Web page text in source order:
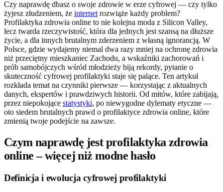
Czy naprawdę dbasz o swoje zdrowie w erze cyfrowej — czy tylko
żyjesz złudzeniem, że internet rozwiąże każdy problem?
Profilaktyka zdrowia online to nie kolejna moda z Silicon Valley,
lecz twarda rzeczywistość, która dla jednych jest szansą na dłuższe
życie, a dla innych brutalnym zderzeniem z własną ignorancją. W
Polsce, gdzie wydajemy niemal dwa razy mniej na ochronę zdrowia
niż przeciętny mieszkaniec Zachodu, a wskaźniki zachorowań i
prób samobójczych wśród młodzieży biją rekordy, pytanie o
skuteczność cyfrowej profilaktyki staje się palące. Ten artykuł
rozkłada temat na czynniki pierwsze — korzystając z aktualnych
danych, ekspertów i prawdziwych historii. Od mitów, które zabijają,
przez niepokojące statystyki, po niewygodne dylematy etyczne —
oto siedem brutalnych prawd o profilaktyce zdrowia online, które
zmienią twoje podejście na zawsze.
Czym naprawdę jest profilaktyka zdrowia
online – więcej niż modne hasło
Definicja i ewolucja cyfrowej profilaktyki